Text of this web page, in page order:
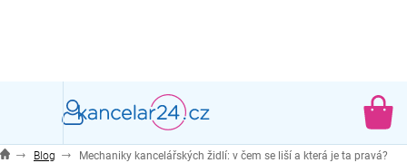
Blog Mechaniky kancelářských židlí: v čem se liší a která je ta pravá?